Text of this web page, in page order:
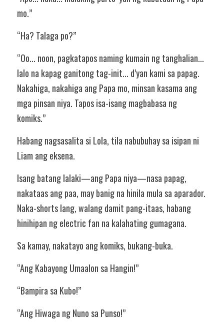
mo.”
“Ha? Talaga po?”
“Oo... noon, pagkatapos naming kumain ng tanghalian...
lalo na kapag ganitong tag-init... d’yan kami sa papag.
Nakahiga, nakahiga ang Papa mo, minsan kasama ang
mga pinsan niya. Tapos isa-isang magbabasa ng
komiks.”
Habang nagsasalita si Lola, tila nabubuhay sa isipan ni
Liam ang eksena.
Isang batang lalaki—ang Papa niya—nasa papag,
nakataas ang paa, may banig na hinila mula sa aparador.
Naka-shorts lang, walang damit pang-itaas, habang
hinihipan ng electric fan na kalahating gumagana.
Sa kamay, nakatayo ang komiks, bukang-buka.
“Ang Kabayong Umaalon sa Hangin!”
“Bampira sa Kubo!”
“Ang Hiwaga ng Nuno sa Punso!”